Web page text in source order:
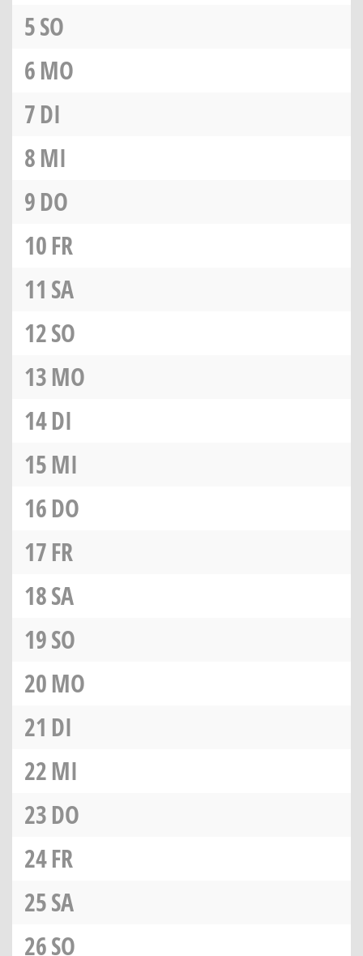
5SO
6MO
7DI
8MI
9DO
10FR
11 SA
12SO
13MO
14DI
15MI
16DO
17FR
18SA
19SO
20MO
21 DI
22MI
23DO
24FR
25SA
26SO